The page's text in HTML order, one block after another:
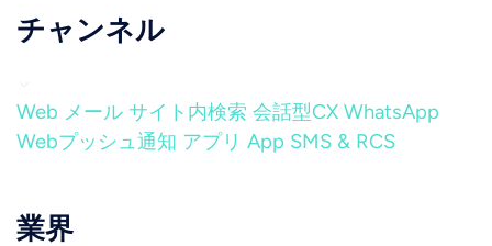
チャンネル
Web メール サイト内検索 会話型CX WhatsApp
Webプッシュ通知 アプリ App SMS & RCS
業界